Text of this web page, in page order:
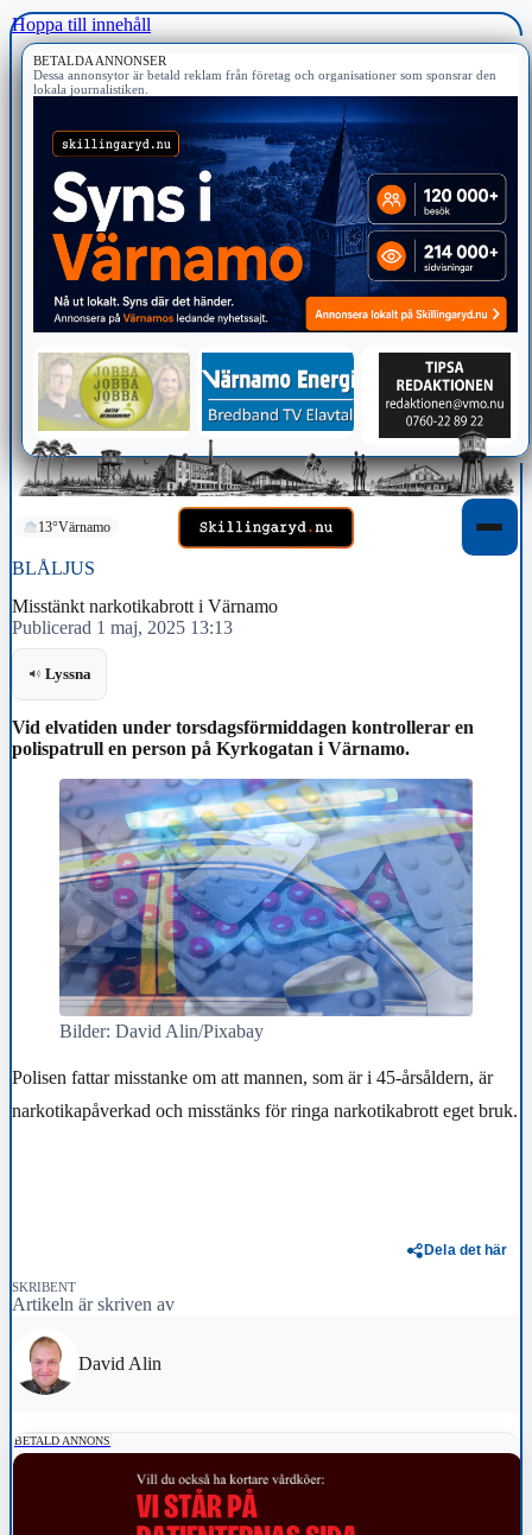
Hoppa till innehåll
BETALDA ANNONSER
Dessa annonsytor är betald reklam från företag och organisationer som sponsrar den
lokala journalistiken.
13°Värnamo
BLÅLJUS
Misstänkt narkotikabrott i Värnamo
Publicerad 1 maj, 2025 13:13
Lyssna
Vid elvatiden under torsdagsförmiddagen kontrollerar en
polispatrull en person på Kyrkogatan i Värnamo.
Bilder: David Alin/Pixabay
Polisen fattar misstanke om att mannen, som är i 45-årsåldern, är
narkotikapåverkad och misstänks för ringa narkotikabrott eget bruk.
Dela det här
SKRIBENT
Artikeln är skriven av
David Alin
BETALD ANNONS